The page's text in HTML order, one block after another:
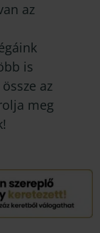
az
is
az
meg